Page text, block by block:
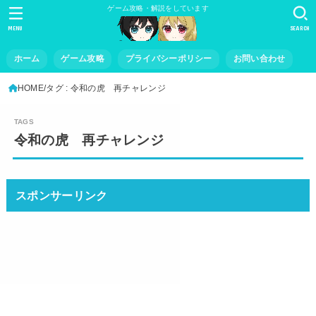
ゲーム攻略・解説をしています
ホーム ゲーム攻略 プライバシーポリシー お問い合わせ
SEARCH
MENU
HOME タグ : 令和の虎 再チャレンジ
令和の虎 再チャレンジ
スポンサーリンク